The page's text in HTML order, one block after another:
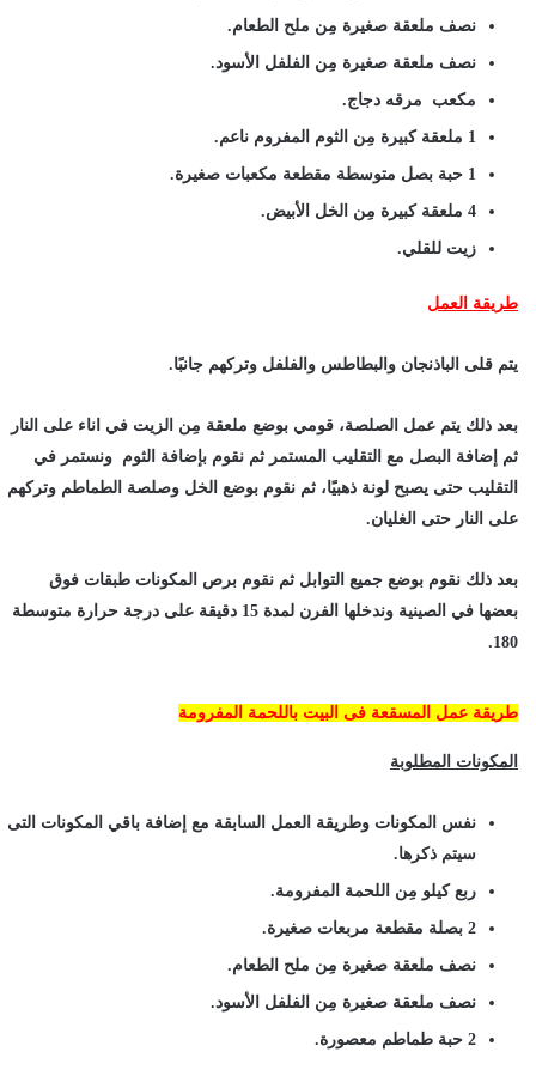
نصف ملعقة صغيرة مِن ملح الطعام.
نصف ملعقة صغيرة مِن الفلفل الأسود.
مكعب مرقه دجاج.
1 ملعقة كبيرة مِن الثوم المفروم ناعم.
1 حبة بصل متوسطة مقطعة مكعبات صغيرة.
4 ملعقة كبيرة مِن الخل الأبيض.
زيت للقلي.
طريقة العمل
يتم قلى الباذنجان والبطاطس والفلفل وتركهم جانبًا.
بعد ذلك يتم عمل الصلصة، قومي بوضع ملعقة مِن الزيت في اناء على النار
ثم إضافة البصل مع التقليب المستمر ثم نقوم بإضافة الثوم ونستمر في
التقليب حتى يصبح لونة ذهبيًا، ثم نقوم بوضع الخل وصلصة الطماطم وتركهم
على النار حتى الغليان.
بعد ذلك نقوم بوضع جميع التوابل ثم نقوم برص المكونات طبقات فوق
بعضها في الصينية وندخلها الفرن لمدة 15 دقيقة على درجة حرارة متوسطة
180.
طريقة عمل المسقعة فى البيت باللحمة المفرومة
المكونات المطلوبة
نفس المكونات وطريقة العمل السابقة مع إضافة باقي المكونات التى
سيتم ذكرها.
ربع كيلو مِن اللحمة المفرومة.
2 بصلة مقطعة مربعات صغيرة.
نصف ملعقة صغيرة مِن ملح الطعام.
نصف ملعقة صغيرة مِن الفلفل الأسود.
2 حبة طماطم معصورة.